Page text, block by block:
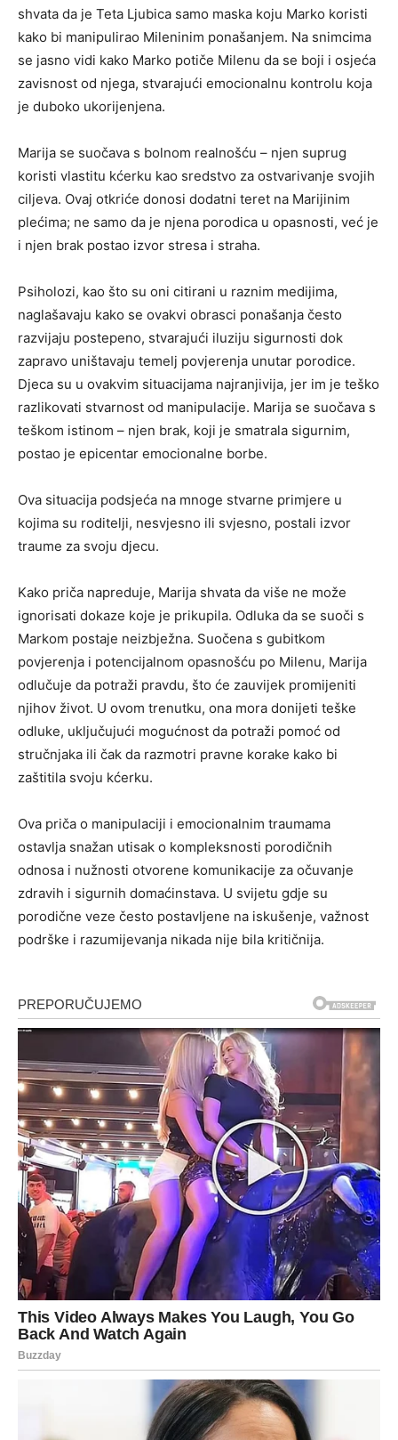
shvata da je Teta Ljubica samo maska koju Marko koristi
kako bi manipulirao Mileninim ponašanjem. Na snimcima
se jasno vidi kako Marko potiče Milenu da se boji i osjeća
zavisnost od njega, stvarajući emocionalnu kontrolu koja
je duboko ukorijenjena.
Marija se suočava s bolnom realnošću – njen suprug
koristi vlastitu kćerku kao sredstvo za ostvarivanje svojih
ciljeva. Ovaj otkriće donosi dodatni teret na Marijinim
plećima; ne samo da je njena porodica u opasnosti, već je
i njen brak postao izvor stresa i straha.
Psiholozi, kao što su oni citirani u raznim medijima,
naglašavaju kako se ovakvi obrasci ponašanja često
razvijaju postepeno, stvarajući iluziju sigurnosti dok
zapravo uništavaju temelj povjerenja unutar porodice.
Djeca su u ovakvim situacijama najranjivija, jer im je teško
razlikovati stvarnost od manipulacije. Marija se suočava s
teškom istinom – njen brak, koji je smatrala sigurnim,
postao je epicentar emocionalne borbe.
Ova situacija podsjeća na mnoge stvarne primjere u
kojima su roditelji, nesvjesno ili svjesno, postali izvor
traume za svoju djecu.
Kako priča napreduje, Marija shvata da više ne može
ignorisati dokaze koje je prikupila. Odluka da se suoči s
Markom postaje neizbježna. Suočena s gubitkom
povjerenja i potencijalnom opasnošću po Milenu, Marija
odlučuje da potraži pravdu, što će zauvijek promijeniti
njihov život. U ovom trenutku, ona mora donijeti teške
odluke, uključujući mogućnost da potraži pomoć od
stručnjaka ili čak da razmotri pravne korake kako bi
zaštitila svoju kćerku.
Ova priča o manipulaciji i emocionalnim traumama
ostavlja snažan utisak o kompleksnosti porodičnih
odnosa i nužnosti otvorene komunikacije za očuvanje
zdravih i sigurnih domaćinstava. U svijetu gdje su
porodične veze često postavljene na iskušenje, važnost
podrške i razumijevanja nikada nije bila kritičnija.